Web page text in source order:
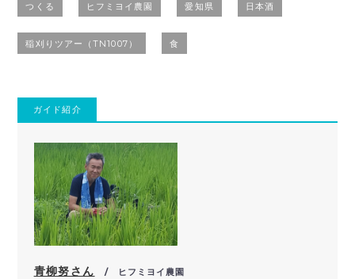
つくる ヒフミヨイ農園 愛知県 日本酒
稲刈りツアー（TN1007） 食
ガイド紹介
青柳努さん / ヒフミヨイ農園